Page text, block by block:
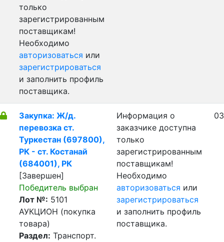
только
зарегистрированным
поставщикам!
Необходимо
авторизоваться или
зарегистрироваться
и заполнить профиль
поставщика.
Закупка: Ж/д.
перевозка ст.
Туркестан (697800),
РК - ст. Костанай
(684001), РК
[Завершен]
Победитель выбран
Лот №: 5101
АУКЦИОН (покупка
товара)
Раздел: Транспорт.
Информация о
заказчике доступна
только
зарегистрированным
поставщикам!
Необходимо
авторизоваться или
зарегистрироваться
и заполнить профиль
поставщика.